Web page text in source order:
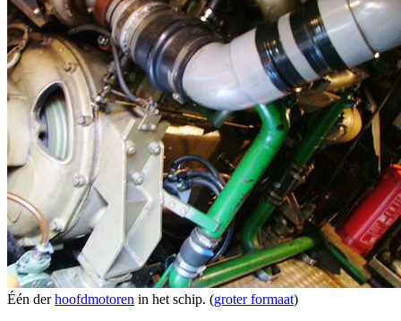
Één derhoofdmotoren in het schip. (groter formaat)